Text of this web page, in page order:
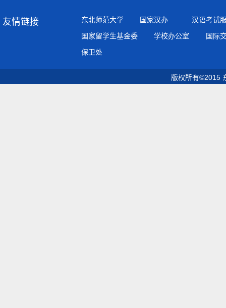
友情链接 东北师范大学 国家汉办
汉语考试
国家留学生基金委
学校办公室
国际
保卫处
版权所有©2015